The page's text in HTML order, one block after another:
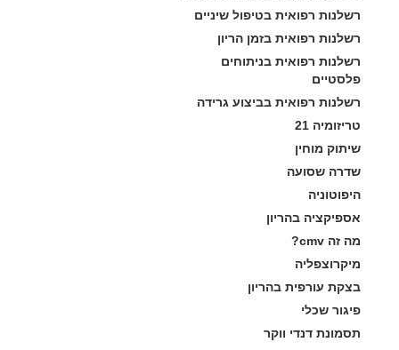
רשלנות רפואית בטיפול שיניים
רשלנות רפואית בזמן הריון
רשלנות רפואית בניתוחים
פלסטיים
רשלנות רפואית בביצוע גרידה
טריזומיה 21
שיתוק מוחין
שדרה שסועה
היפוטוניה
אספיקציה בהריון
מה זה cmv?
מיקרוצפליה
בצקת עורפית בהריון
פיגור שכלי
תסמונת דנדי ווקר